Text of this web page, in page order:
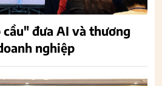
đưa AI và thương
nghiệp